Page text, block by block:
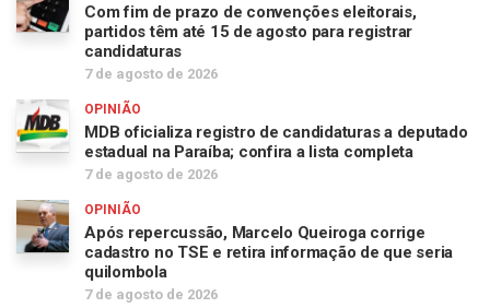
Com fim de prazo de convenções eleitorais,
partidos têm até 15 de agosto para registrar
candidaturas
7 de agosto de 2026
OPINIÃO
MDB oficializa registro de candidaturas a deputado
estadual na Paraíba; confira a lista completa
7 de agosto de 2026
OPINIÃO
Após repercussão, Marcelo Queiroga corrige
cadastro no TSE e retira informação de que seria
quilombola
7 de agosto de 2026